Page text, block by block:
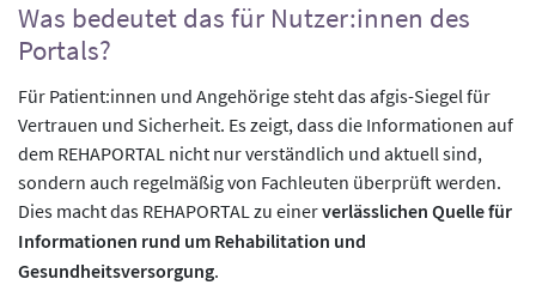
Was bedeutet das für Nutzer:innen des
Portals?
Für Patient:innen und Angehörige steht das afgis-Siegel für
Vertrauen und Sicherheit. Es zeigt, dass die Informationen auf
dem REHAPORTAL nicht nur verständlich und aktuell sind,
sondern auch regelmäßig von Fachleuten überprüft werden.
Dies macht das REHAPORTAL zu einerverlässlichen Quelle für
Informationen rund um Rehabilitation und
Gesundheitsversorgung.